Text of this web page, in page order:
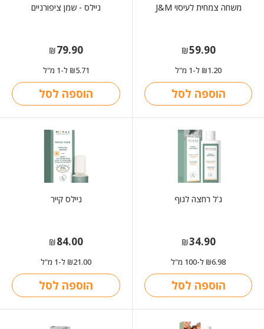
משחה צמחית לעיסוי J&M
₪59.90
₪1.20 ל-1 מ"ל
הוספה לסל
ניילס - שמן ציפורניים
₪79.90
₪5.71 ל-1 מ"ל
הוספה לסל
ג'ל רחצה לגוף
₪34.90
₪6.98 ל-100 מ"ל
הוספה לסל
ניילס קייר
₪84.00
₪21.00 ל-1 מ"ל
הוספה לסל